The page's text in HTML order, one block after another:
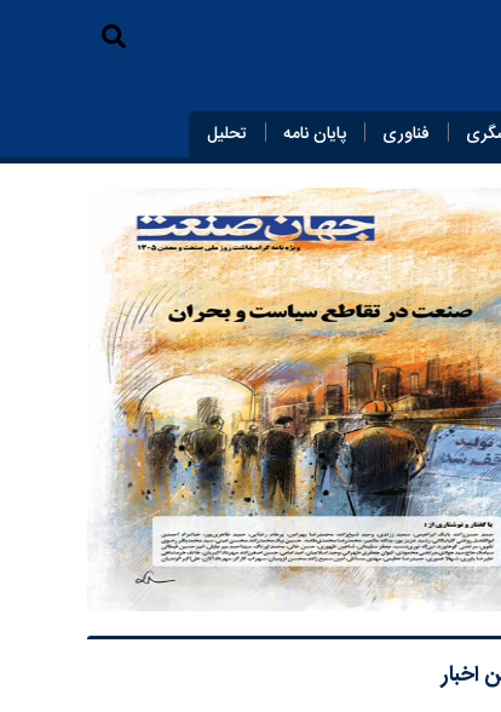
فناوری پایان‌ نامه تحلیل
اخبار